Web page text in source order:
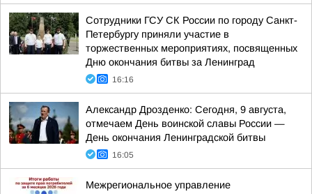
Сотрудники ГСУ СК России по городу Санкт-
Петербургу приняли участие в
торжественных мероприятиях, посвященных
Дню окончания битвы за Ленинград
16:16
Александр Дрозденко: Сегодня, 9 августа,
отмечаем День воинской славы России —
День окончания Ленинградской битвы
16:05
Межрегиональное управление